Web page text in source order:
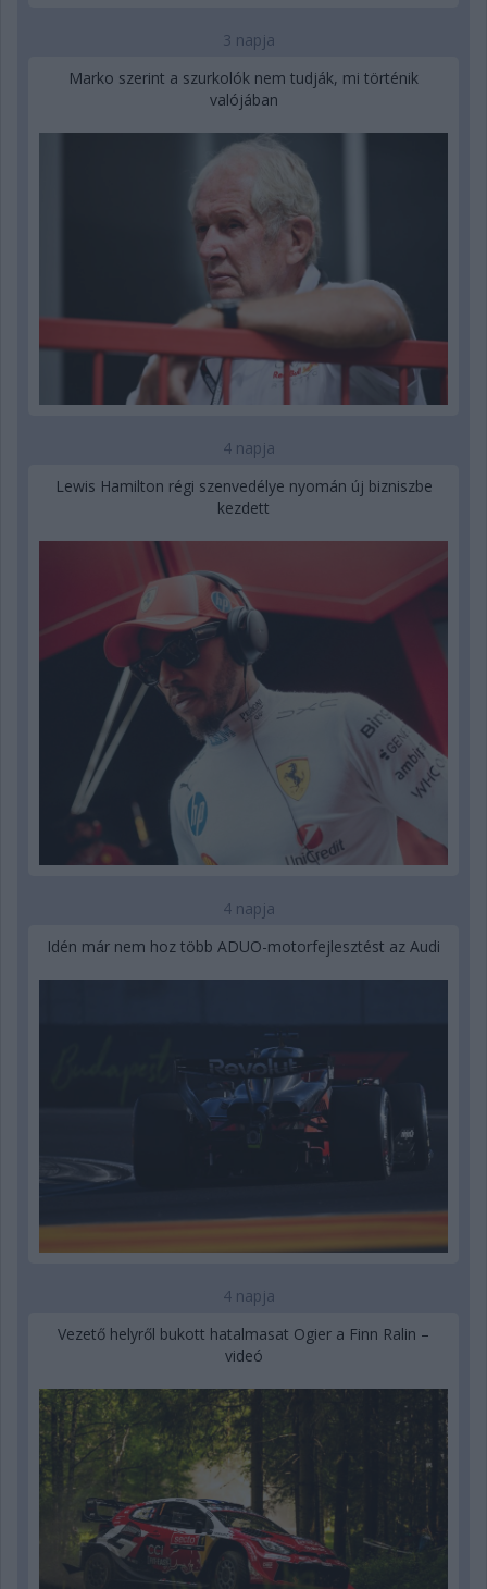
3 napja
Marko szerint a szurkolók nem tudják, mi történik
valójában
4 napja
Lewis Hamilton régi szenvedélye nyomán új bizniszbe
kezdett
4 napja
Idén már nem hoz több ADUO-motorfejlesztést az Audi
4 napja
Vezető helyről bukott hatalmasat Ogier a Finn Ralin –
videó